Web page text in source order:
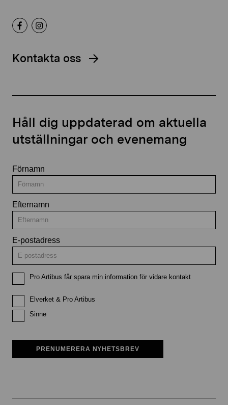
Kontakta oss
Håll dig uppdaterad om aktuella
utställningar och evenemang
Förnamn
Efternamn
E-postadress
Pro Artibus får spara min information för vidare kontakt
Elverket & Pro Artibus
Sinne
PRENUMERERA NYHETSBREV